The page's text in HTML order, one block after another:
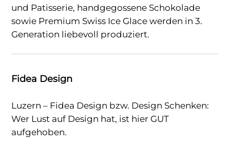
und Patisserie, handgegossene Schokolade
sowie Premium Swiss Ice Glace werden in 3.
Generation liebevoll produziert.
Fidea Design
Luzern – Fidea Design bzw. Design Schenken:
Wer Lust auf Design hat, ist hier GUT
aufgehoben.